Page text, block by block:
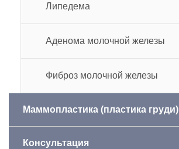
Липедема
Аденома молочной железы
Фиброз молочной железы
Маммопластика (пластика груди)
Консультация